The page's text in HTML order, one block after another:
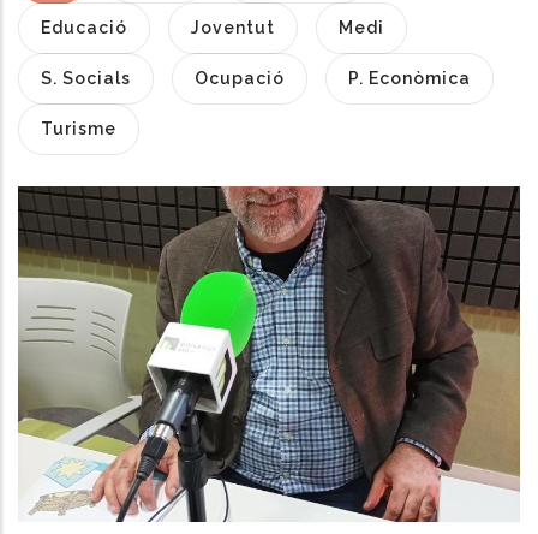
Educació Joventut Medi
S. Socials Ocupació P. Econòmica
Turisme
ENTREVISTA A DAVID PULIDO.
CONSELLER D'HISENDA I QUALITAT
DE SERVEIS AL CONSELL
COMARCAL
Altres